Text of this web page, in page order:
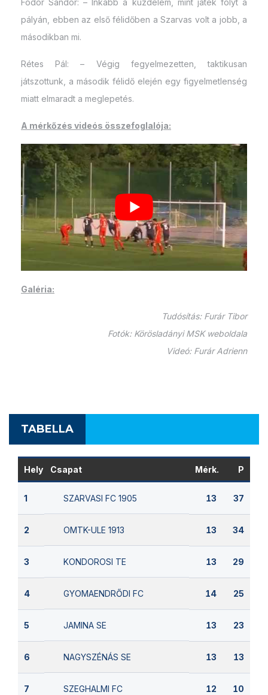
pályán, ebben az első félidőben a Szarvas volt a jobb, a
másodikban mi.
Rétes Pál: – Végig fegyelmezetten, taktikusan
játszottunk, a második félidő elején egy figyelmetlenség
miatt elmaradt a meglepetés.
A mérkőzés videós összefoglalója:
Galéria:
Tudósítás: Furár Tibor
Fotók: Körösladányi MSK weboldala
Videó: Furár Adrienn
TABELLA
Hely Csapat Mérk. P
1 SZARVASI FC 1905 13 37
2 OMTK-ULE 1913 13 34
3 KONDOROSI TE 13 29
4 GYOMAENDRŐDI FC 14 25
5 JAMINA SE 13 23
6 NAGYSZÉNÁS SE 13 13
7 SZEGHALMI FC 12 10